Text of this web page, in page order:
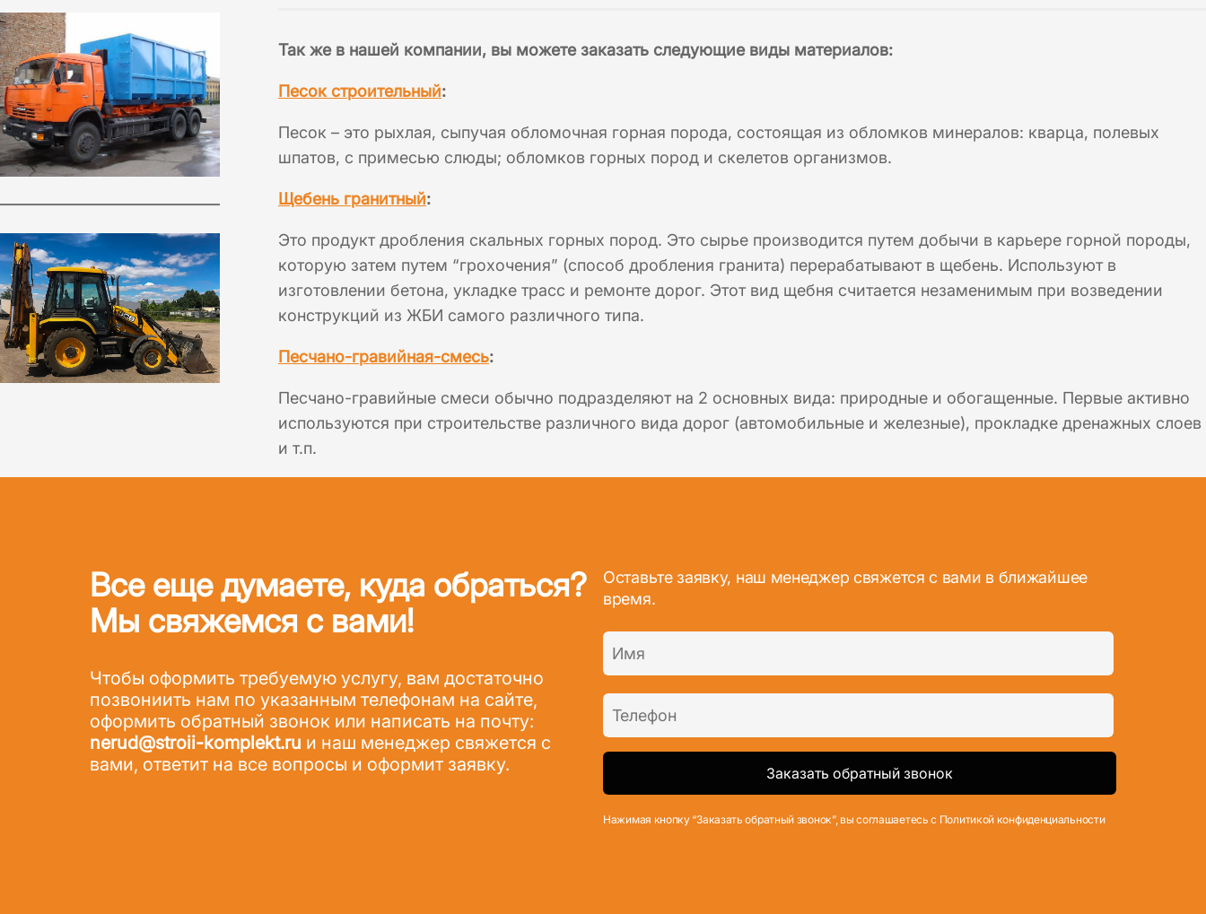
Так же в нашей компании, вы можете заказать следующие виды материалов:
Песок строительный:
Песок – это рыхлая, сыпучая обломочная горная порода, состоящая из обломков минералов: кварца, полевых
шпатов, с примесью слюды; обломков горных пород и скелетов организмов.
Щебень гранитный:
Это продукт дробления скальных горных пород. Это сырье производится путем добычи в карьере горной породы,
которую затем путем “грохочения” (способ дробления гранита) перерабатывают в щебень. Используют в
изготовлении бетона, укладке трасс и ремонте дорог. Этот вид щебня считается незаменимым при возведении
конструкций из ЖБИ самого различного типа.
Песчано-гравийная-смесь:
Песчано-гравийные смеси обычно подразделяют на 2 основных вида: природные и обогащенные. Первые активно
используются при строительстве различного вида дорог (автомобильные и железные), прокладке дренажных слоев
и т.п.
Все еще думаете, куда обраться?
Мы свяжемся с вами!
Чтобы оформить требуемую услугу, вам достаточно
позвониить нам по указанным телефонам на сайте,
оформить обратный звонок или написать на почту:
nerud@stroii-komplekt.ru и наш менеджер свяжется с
вами, ответит на все вопросы и оформит заявку.
Оставьте заявку, наш менеджер свяжется с вами в ближайшее
время.
Нажимая кнопку “Заказать обратный звонок”, вы соглашаетесь с Политикой конфиденциальности